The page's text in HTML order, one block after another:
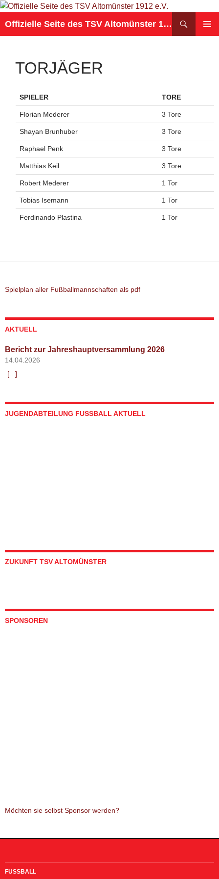
Offizielle Seite des TSV Altomünster 1912 e.V.
TORJÄGER
SPIELER TORE
Florian Mederer 3 Tore
Shayan Brunhuber 3 Tore
Raphael Penk 3 Tore
Matthias Keil 3 Tore
Robert Mederer 1 Tor
Tobias Isemann 1 Tor
Ferdinando Plastina 1 Tor
Spielplan aller Fußballmannschaften als pdf
AKTUELL
Bericht zur Jahreshauptversammlung 2026
14.04.2026
[...]
JUGENDABTEILUNG FUSSBALL AKTUELL
ZUKUNFT TSV ALTOMÜNSTER
SPONSOREN
Möchten sie selbst Sponsor werden?
FUSSBALL